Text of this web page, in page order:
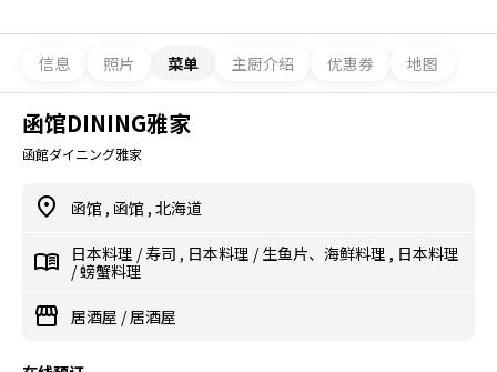
信息 照片 菜单 主厨介绍 优惠券 地图
函馆DINING雅家
函館ダイニング雅家
函馆 , 函馆 , 北海道
日本料理 /寿司 , 日本料理 /生鱼片、海鲜料理 , 日本料理
/螃蟹料理
居酒屋 /居酒屋